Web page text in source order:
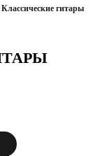
Классические гитары